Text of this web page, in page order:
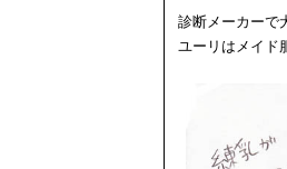
診断メーカーで
ユーリはメイド